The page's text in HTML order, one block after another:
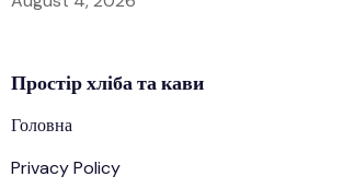
Простірхлібата кави
Головна
Privacy Policy